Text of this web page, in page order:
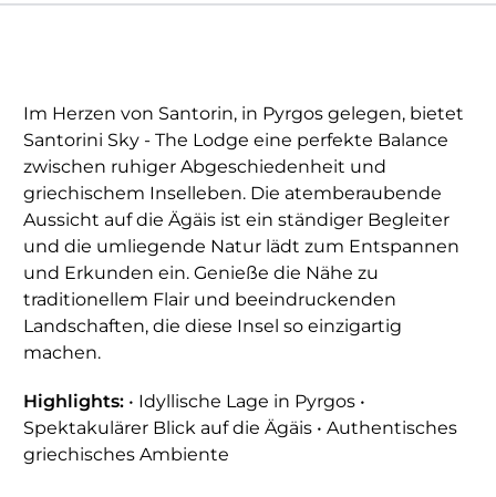
Im Herzen von Santorin, in Pyrgos gelegen, bietet
Santorini Sky - The Lodge eine perfekte Balance
zwischen ruhiger Abgeschiedenheit und
griechischem Inselleben. Die atemberaubende
Aussicht auf die Ägäis ist ein ständiger Begleiter
und die umliegende Natur lädt zum Entspannen
und Erkunden ein. Genieße die Nähe zu
traditionellem Flair und beeindruckenden
Landschaften, die diese Insel so einzigartig
machen.
Highlights: • Idyllische Lage in Pyrgos •
Spektakulärer Blick auf die Ägäis • Authentisches
griechisches Ambiente